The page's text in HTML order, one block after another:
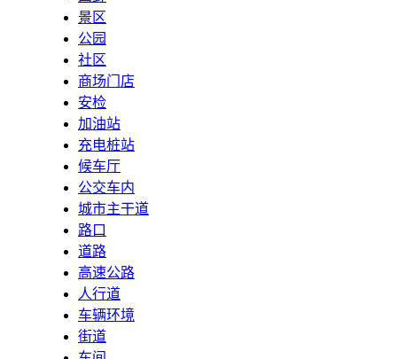
景区
公园
社区
商场门店
安检
加油站
充电桩站
候车厅
公交车内
城市主干道
路口
道路
高速公路
人行道
车辆环境
街道